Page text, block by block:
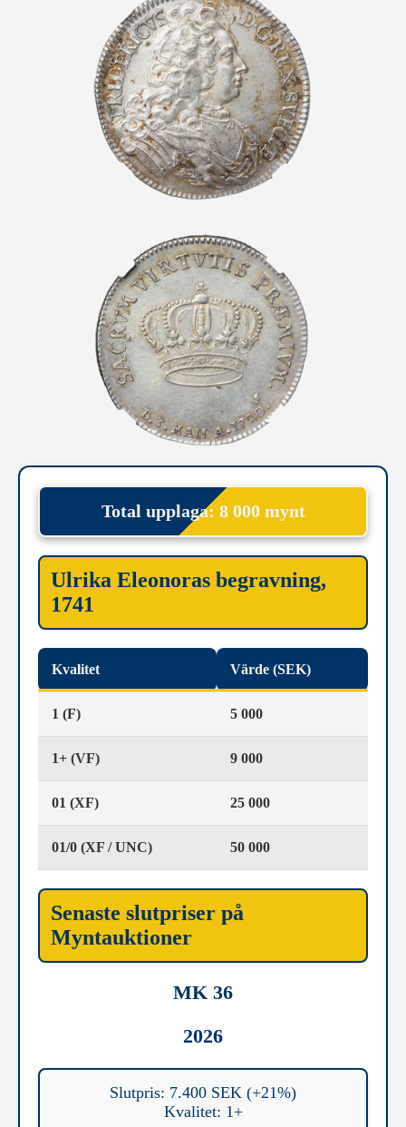
Total upplaga: 8 000 mynt
Ulrika Eleonoras begravning,
1741
Kvalitet Värde (SEK)
1 (F) 5 000
1+ (VF) 9 000
01 (XF) 25 000
01/0 (XF / UNC) 50 000
Senaste slutpriser på
Myntauktioner
MK 36
2026
Slutpris: 7.400 SEK (+21%)
Kvalitet: 1+